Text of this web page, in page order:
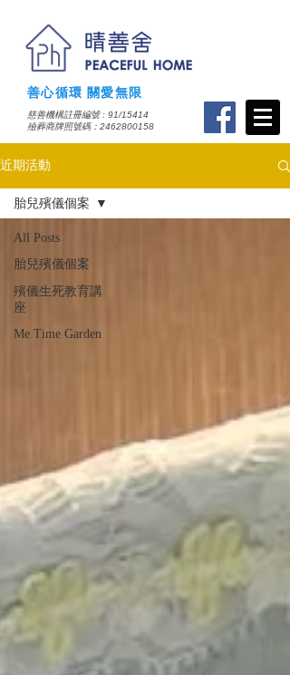
善心循環 關愛無限
慈善機構註冊編號 : 91/15414
​殮葬商牌照號碼：2462800158
近期活動
All Posts
胎兒殯儀個案
殯儀生死教育講
座
Me Time Garden
胎兒殯儀個案